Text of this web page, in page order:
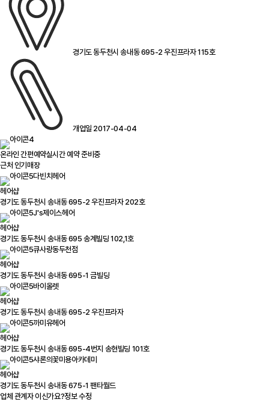
경기도 동두천시 송내동 695-2 우진프라자 115호
개업일 2017-04-04
온라인 간편예약실시간 예약 준비중
근처 인기매장
다빈치헤어
헤어샵
경기도 동두천시 송내동 695-2 우진프라자 202호
J's제이스헤어
헤어샵
경기도 동두천시 송내동 695 송계빌딩 102,1호
큐사랑동두천점
헤어샵
경기도 동두천시 송내동 695-1 금빌딩
바이올렛
헤어샵
경기도 동두천시 송내동 695-2 우진프라자
까미유헤어
헤어샵
경기도 동두천시 송내동 695-4번지 송현빌딩 101호
샤론의꽃미용아카데미
헤어샵
경기도 동두천시 송내동 675-1 팬타월드
업체 관계자 이신가요?정보 수정